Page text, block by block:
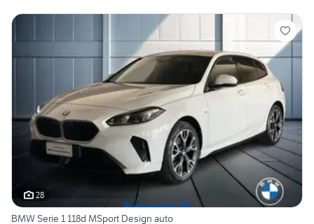
28
BMW Serie 1 118d MSport Design auto